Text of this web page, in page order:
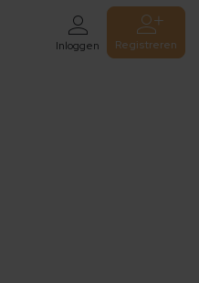
Inloggen Registreren